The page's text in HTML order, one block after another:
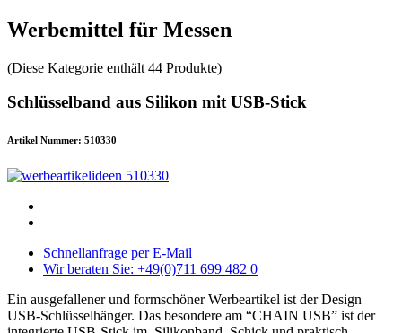
Werbemittel für Messen
(Diese Kategorie enthält 44 Produkte)
Schlüsselband aus Silikon mit USB-Stick
Artikel Nummer: 510330
Schnellanfrage per E-Mail
Wir beraten Sie: +49(0)711 699 482 0
Ein ausgefallener und formschöner Werbeartikel ist der Design
USB-Schlüsselhänger. Das besondere am “CHAIN USB” ist der